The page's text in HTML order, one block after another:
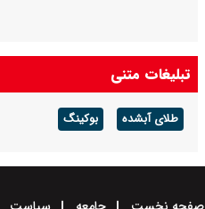
تبلیغات متنی
طلای آبشده بوکینگ